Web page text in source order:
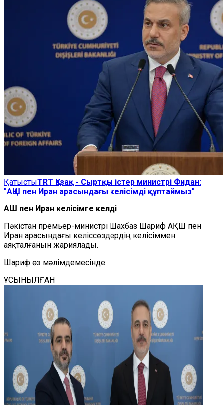
ҚатыстыTRT Қазақ - Сыртқы істер министрі Фидан:
"АҚШ пен Иран арасындағы келісімді құптаймыз"
АҚШ пен Иран келісімге келді
Пәкістан премьер-министрі Шахбаз Шариф АҚШ пен
Иран арасындағы келіссөздердің келісіммен
аяқталғанын жариялады.
Шариф өз мәлімдемесінде:
ҰСЫНЫЛҒАН